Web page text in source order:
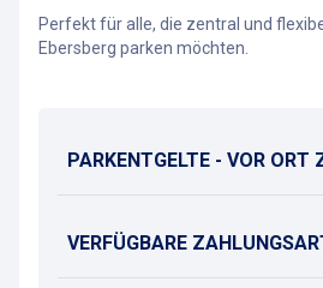
Perfekt für alle, die zentral und
Ebersberg parken möchten.
PARKENTGELTE - VOR ORT
VERFÜGBARE